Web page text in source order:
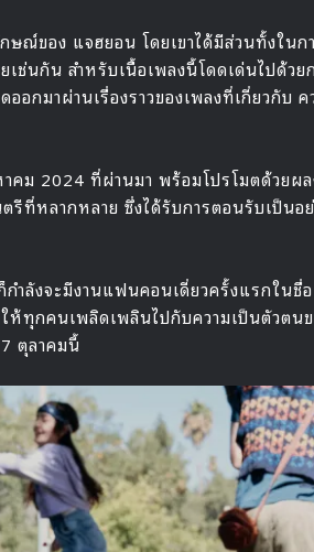
ณ์ของ แจฮยอน โดยเขาได้มีส่วนทั้งในก
ช่นกัน สำหรับเนื้อเพลงนี้โดดเด่นไปด้วย
กมาผ่านเรื่องราวของเพลงที่เกี่ยวกับ ค
าคม 2024 ที่ผ่านมา พร้อมโปรโมตด้วยผ
รีที่หลากหลาย ซึ่งได้รับการตอนรับเป็นอ
ลังจะมีงานแฟนคอนเดี่ยวครั้งแรกในชื่อ
ห้ทุกคนเพลิดเพลินไปกับความเป็นตัวตน
ตุลาคมนี้